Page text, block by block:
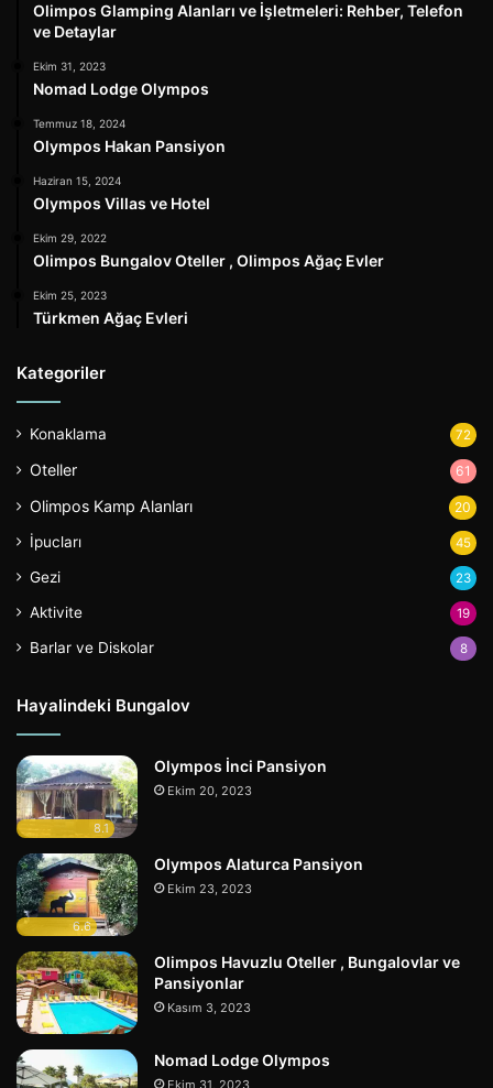
Olimpos Glamping Alanları ve İşletmeleri: Rehber, Telefon
ve Detaylar
Ekim 31, 2023
Nomad Lodge Olympos
Temmuz 18, 2024
Olympos Hakan Pansiyon
Haziran 15, 2024
Olympos Villas ve Hotel
Ekim 29, 2022
Olimpos Bungalov Oteller , Olimpos Ağaç Evler
Ekim 25, 2023
Türkmen Ağaç Evleri
Kategoriler
Konaklama 72
Oteller 61
Olimpos Kamp Alanları 20
İpucları 45
Gezi 23
Aktivite 19
Barlar ve Diskolar 8
Hayalindeki Bungalov
8.1
Olympos İnci Pansiyon
Ekim 20, 2023
6.6
Olympos Alaturca Pansiyon
Ekim 23, 2023
Olimpos Havuzlu Oteller , Bungalovlar ve
Pansiyonlar
Kasım 3, 2023
Nomad Lodge Olympos